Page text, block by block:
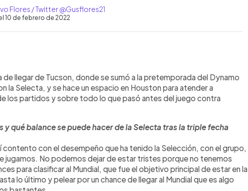
Flores / Twitter @Gusflores21
10 de febrero de 2022
artículo
de llegar de Tucson, donde se sumó a la pretemporada del Dynamo
la Selecta, y se hace un espacio en Houston para atender a
los partidos y sobre todo lo que pasó antes del juego contra
y qué balance se puede hacer de la Selecta tras la triple fecha
contento con el desempeño que ha tenido la Selección, con el grupo,
jugamos. No podemos dejar de estar tristes porque no tenemos
para clasificar al Mundial, que fue el objetivo principal de estar en la
lo último y pelear por un chance de llegar al Mundial que es algo